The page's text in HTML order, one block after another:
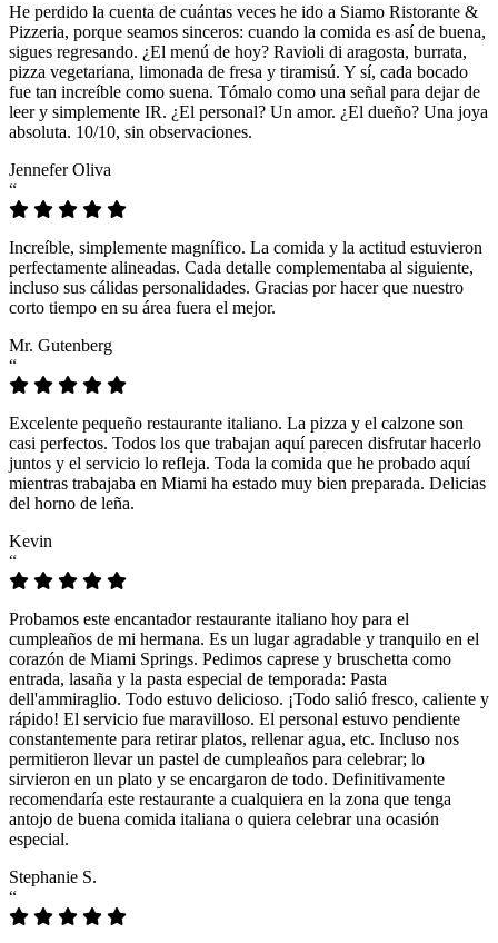
He perdido la cuenta de cuántas veces he ido a Siamo Ristorante &
Pizzeria, porque seamos sinceros: cuando la comida es así de buena,
sigues regresando. ¿El menú de hoy? Ravioli di aragosta, burrata,
pizza vegetariana, limonada de fresa y tiramisú. Y sí, cada bocado
fue tan increíble como suena. Tómalo como una señal para dejar de
leer y simplemente IR. ¿El personal? Un amor. ¿El dueño? Una joya
absoluta. 10/10, sin observaciones.
Jennefer Oliva
“
Increíble, simplemente magnífico. La comida y la actitud estuvieron
perfectamente alineadas. Cada detalle complementaba al siguiente,
incluso sus cálidas personalidades. Gracias por hacer que nuestro
corto tiempo en su área fuera el mejor.
Mr. Gutenberg
“
Excelente pequeño restaurante italiano. La pizza y el calzone son
casi perfectos. Todos los que trabajan aquí parecen disfrutar hacerlo
juntos y el servicio lo refleja. Toda la comida que he probado aquí
mientras trabajaba en Miami ha estado muy bien preparada. Delicias
del horno de leña.
Kevin
“
Probamos este encantador restaurante italiano hoy para el
cumpleaños de mi hermana. Es un lugar agradable y tranquilo en el
corazón de Miami Springs. Pedimos caprese y bruschetta como
entrada, lasaña y la pasta especial de temporada: Pasta
dell'ammiraglio. Todo estuvo delicioso. ¡Todo salió fresco, caliente y
rápido! El servicio fue maravilloso. El personal estuvo pendiente
constantemente para retirar platos, rellenar agua, etc. Incluso nos
permitieron llevar un pastel de cumpleaños para celebrar; lo
sirvieron en un plato y se encargaron de todo. Definitivamente
recomendaría este restaurante a cualquiera en la zona que tenga
antojo de buena comida italiana o quiera celebrar una ocasión
especial.
Stephanie S.
“